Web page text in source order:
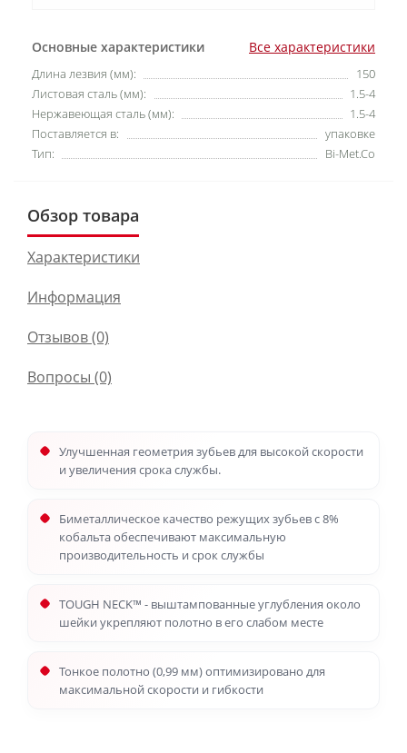
Основные характеристики Все характеристики
Длина лезвия (мм):
150
Листовая сталь (мм):
1.5-4
Нержавеющая сталь (мм):
1.5-4
Поставляется в:
упаковке
Тип:
Bi-Met.Co
Обзор товара
Характеристики
Информация
Отзывов (0)
Вопросы (0)
Улучшенная геометрия зубьев для высокой скорости
и увеличения срока службы.
Биметаллическое качество режущих зубьев с 8%
кобальта обеспечивают максимальную
производительность и срок службы
TOUGH NECK™ - выштампованные углубления около
шейки укрепляют полотно в его слабом месте
Тонкое полотно (0,99 мм) оптимизировано для
максимальной скорости и гибкости